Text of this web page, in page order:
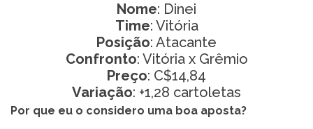
Nome: Dinei
Time: Vitória
Posição: Atacante
Confronto: Vitória x Grêmio
Preço: C$14,84
Variação: +1,28 cartoletas
Por que eu o considero uma boa aposta?